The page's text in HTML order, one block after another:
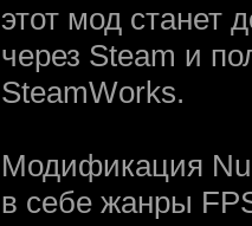
этот мод станет
через Steam и
SteamWorks.
Модификация
в себе жанры